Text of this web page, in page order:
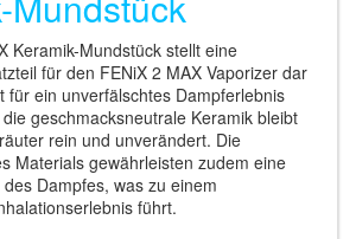
Keramik-Mundstück stellt eine
für den FENiX 2 MAX Vaporizer dar
für ein unverfälschtes Dampferlebnis
geschmacksneutrale Keramik bleibt
rein und unverändert. Die
Materials gewährleisten zudem eine
Dampfes, was zu einem
führt.